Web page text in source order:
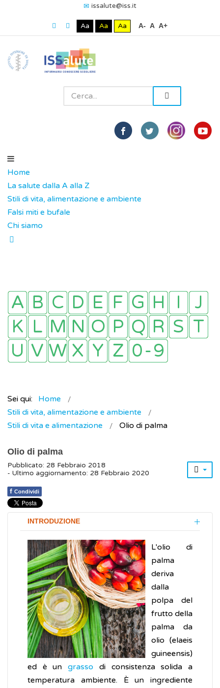
issalute@iss.it
Aa Aa Aa A- A A+
Home
La salute dalla A alla Z
Stili di vita, alimentazione e ambiente
Falsi miti e bufale
Chi siamo
Sei qui:
Home
Stili di vita, alimentazione e ambiente
Stili di vita e alimentazione
Olio di palma
Olio di palma
Pubblicato: 28 Febbraio 2018
- Ultimo aggiornamento: 28 Febbraio 2020
f Condividi
INTRODUZIONE
L'olio di
palma
deriva
dalla
polpa del
frutto della
palma da
olio (elaeis
guineensis)
ed è ungrasso di consistenza solida a
temperatura ambiente. È un ingrediente